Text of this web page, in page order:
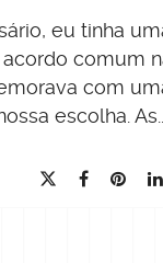
eu tinha
comum
com
escolha.